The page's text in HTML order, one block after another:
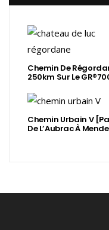
Chemin De
250km Sur Le
Chemin Urbain V
De L’Aubrac À Mende